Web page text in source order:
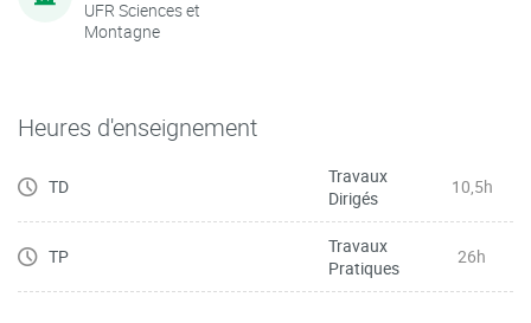
UFR Sciences et
Montagne
Heures d'enseignement
TD
Travaux
Dirigés
10,5h
TP
Travaux
Pratiques
26h